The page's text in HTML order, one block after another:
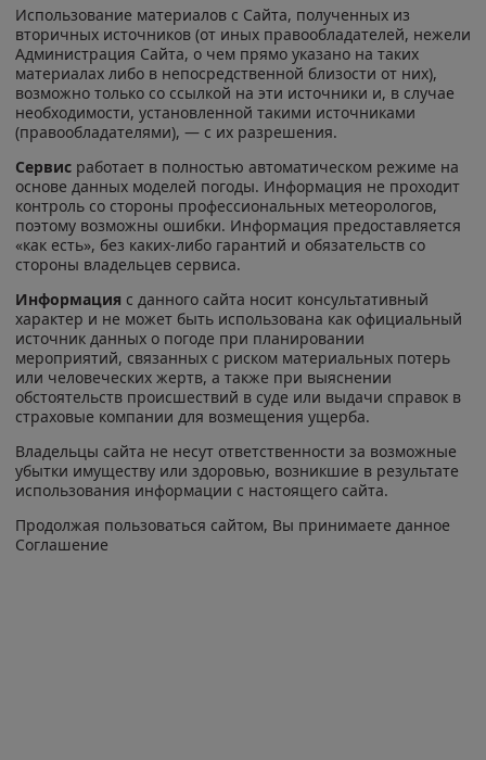
Использование материалов с Сайта, полученных из
вторичных источников (от иных правообладателей, нежели
Администрация Сайта, о чем прямо указано на таких
материалах либо в непосредственной близости от них),
возможно только со ссылкой на эти источники и, в случае
необходимости, установленной такими источниками
(правообладателями), — с их разрешения.
Сервис работает в полностью автоматическом режиме на
основе данных моделей погоды. Информация не проходит
контроль со стороны профессиональных метеорологов,
поэтому возможны ошибки. Информация предоставляется
«как есть», без каких-либо гарантий и обязательств со
стороны владельцев сервиса.
Информация с данного сайта носит консультативный
характер и не может быть использована как официальный
источник данных о погоде при планировании
мероприятий, связанных с риском материальных потерь
или человеческих жертв, а также при выяснении
обстоятельств происшествий в суде или выдачи справок в
страховые компании для возмещения ущерба.
Владельцы сайта не несут ответственности за возможные
убытки имуществу или здоровью, возникшие в результате
использования информации с настоящего сайта.
Продолжая пользоваться сайтом, Вы принимаете данное
Соглашение